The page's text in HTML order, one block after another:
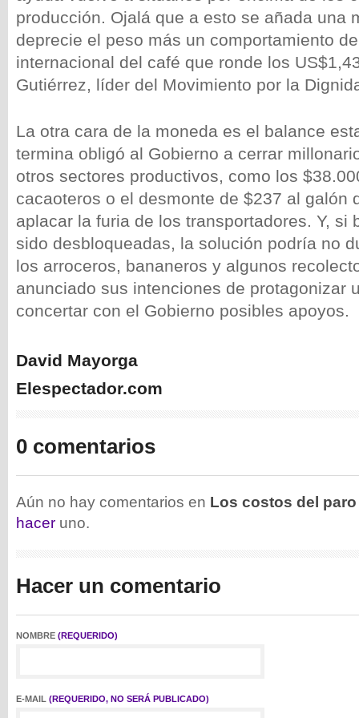
producción. Ojalá que a esto se añada una
deprecie el peso más un comportamiento
internacional del café que ronde los
Gutiérrez, líder del Movimiento por la
La otra cara de la moneda es el balance
termina obligó al Gobierno a cerrar
otros sectores productivos, como los
cacaoteros o el desmonte de $237 al galón
aplacar la furia de los transportadores. Y, si
sido desbloqueadas, la solución podría no
los arroceros, bananeros y algunos
anunciado sus intenciones de protagonizar
concertar con el Gobierno posibles apoyos.
David Mayorga
Elespectador.com
0 comentarios
Aún no hay comentarios en Los costos del
hacer uno.
Hacer un comentario
NOMBRE (REQUERIDO)
E-MAIL (REQUERIDO, NO SERÁ PUBLICADO)